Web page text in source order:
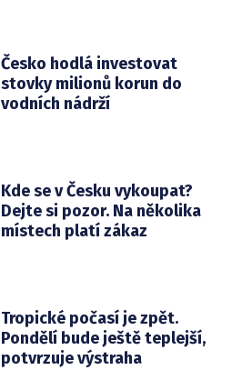
Česko hodlá investovat
stovky milionů korun do
vodních nádrží
Kde se v Česku vykoupat?
Dejte si pozor. Na několika
místech platí zákaz
Tropické počasí je zpět.
Pondělí bude ještě teplejší,
potvrzuje výstraha